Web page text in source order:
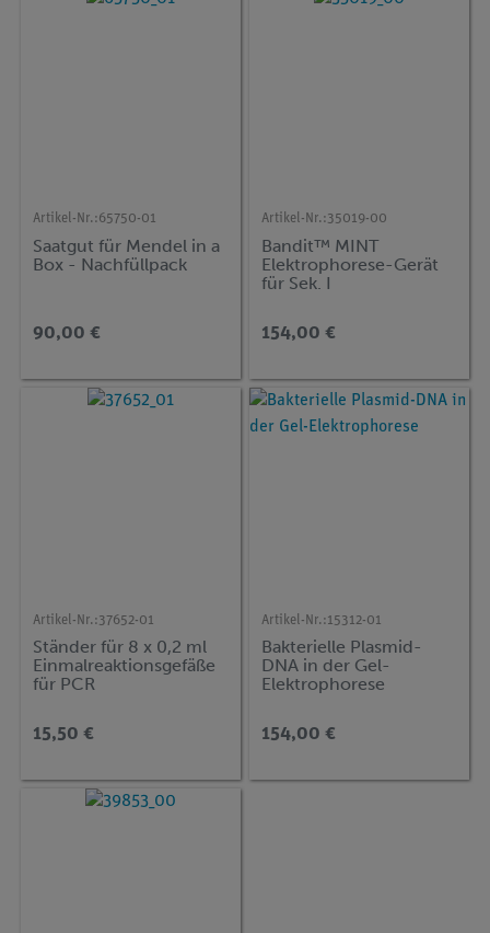
Artikel-Nr.:65750-01
Saatgut für Mendel in a
Box - Nachfüllpack
90,00 €
Artikel-Nr.:35019-00
Bandit™ MINT
Elektrophorese-Gerät
für Sek. I
154,00 €
Artikel-Nr.:37652-01
Ständer für 8 x 0,2 ml
Einmalreaktionsgefäße
für PCR
15,50 €
Artikel-Nr.:15312-01
Bakterielle Plasmid-
DNA in der Gel-
Elektrophorese
154,00 €